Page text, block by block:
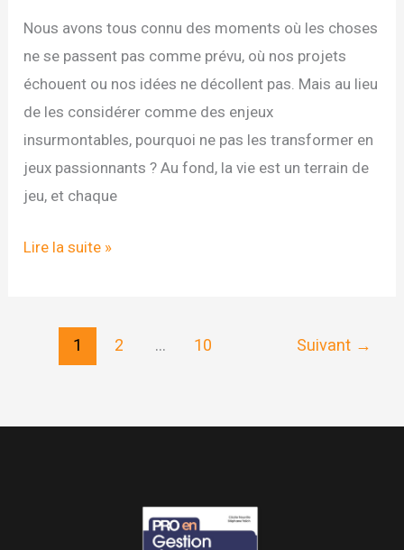
Nous avons tous connu des moments où les choses
ne se passent pas comme prévu, où nos projets
échouent ou nos idées ne décollent pas. Mais au lieu
de les considérer comme des enjeux
insurmontables, pourquoi ne pas les transformer en
jeux passionnants ? Au fond, la vie est un terrain de
jeu, et chaque
Faites
échec
Lire la suite »
1 2 … 10 Suivant →